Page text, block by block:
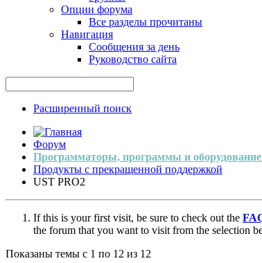
Опции форума
Все разделы прочитаны
Навигация
Сообщения за день
Руководство сайта
Расширенный поиск
Форум
Программаторы, программы и
Продукты с прекращенной поддержкой
UST PRO2
If this is your first visit, be sure to check out the
the forum that you want to visit from the selection
Показаны темы с 1 по 12 из 12